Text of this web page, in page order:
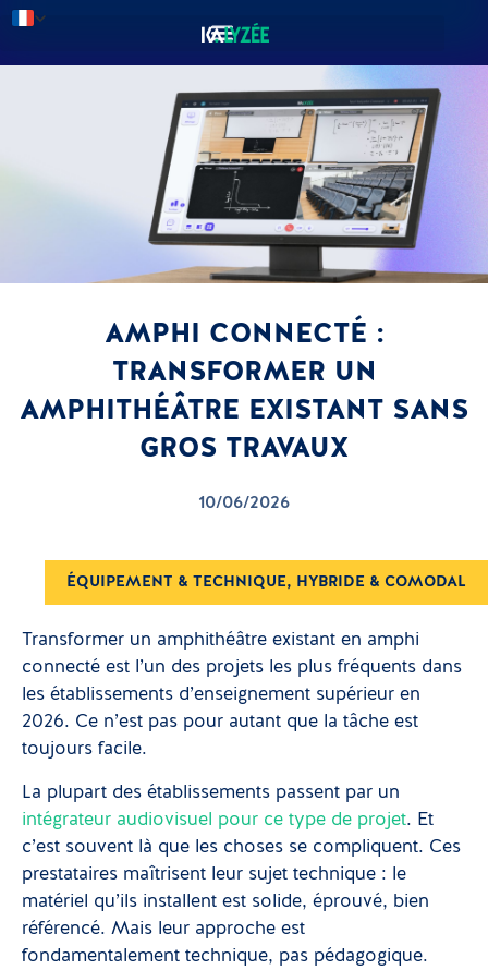
AMPHI CONNECTÉ :
TRANSFORMER UN
AMPHITHÉÂTRE EXISTANT SANS
GROS TRAVAUX
10/06/2026
ÉQUIPEMENT & TECHNIQUE, HYBRIDE & COMODAL
Transformer un amphithéâtre existant en amphi
connecté est l’un des projets les plus fréquents dans
les établissements d’enseignement supérieur en
2026. Ce n’est pas pour autant que la tâche est
toujours facile.
La plupart des établissements passent par un
intégrateur audiovisuel pour ce type de projet. Et
c’est souvent là que les choses se compliquent. Ces
prestataires maîtrisent leur sujet technique : le
matériel qu’ils installent est solide, éprouvé, bien
référencé. Mais leur approche est
fondamentalement technique, pas pédagogique.